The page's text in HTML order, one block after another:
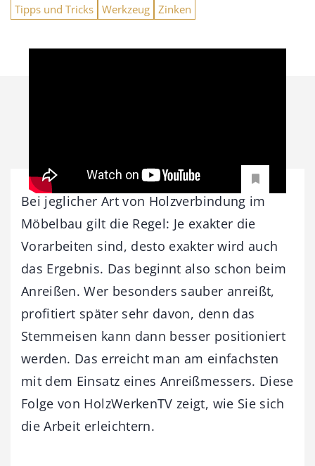
Tipps und Tricks Werkzeug Zinken
Bei jeglicher Art von Holzverbindung im
Möbelbau gilt die Regel: Je exakter die
Vorarbeiten sind, desto exakter wird auch
das Ergebnis. Das beginnt also schon beim
Anreißen. Wer besonders sauber anreißt,
profitiert später sehr davon, denn das
Stemmeisen kann dann besser positioniert
werden. Das erreicht man am einfachsten
mit dem Einsatz eines Anreißmessers. Diese
Folge von HolzWerkenTV zeigt, wie Sie sich
die Arbeit erleichtern.